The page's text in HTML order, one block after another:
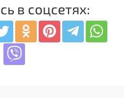
в соцсетях: